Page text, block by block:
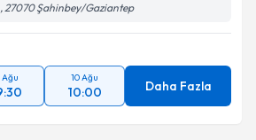
27070 Şahinbey/Gaziantep
Ağu 10 Ağu
10:00 Daha Fazla